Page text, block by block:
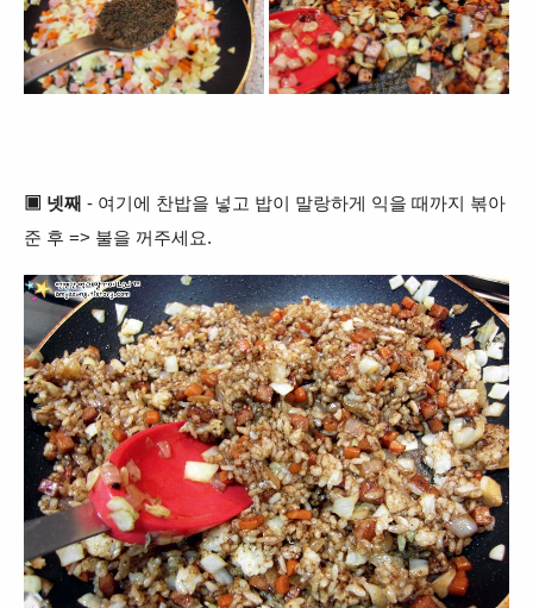
▣ 넷째 - 여기에 찬밥을 넣고 밥이 말랑하게 익을 때까지 볶아
준 후 => 불을 꺼주세요.